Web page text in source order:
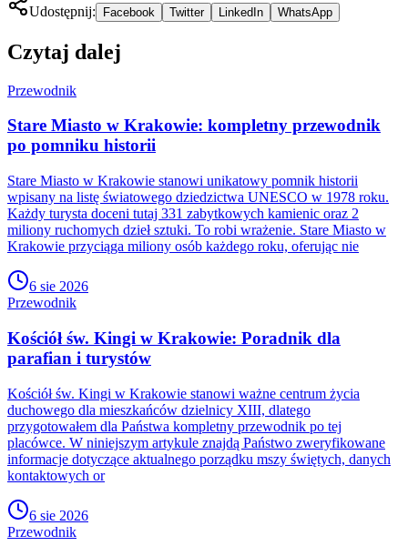
Udostępnij: Facebook Twitter LinkedIn WhatsApp
Czytaj dalej
Przewodnik
Stare Miasto w Krakowie: kompletny przewodnik
po pomniku historii
Stare Miasto w Krakowie stanowi unikatowy pomnik historii
wpisany na listę światowego dziedzictwa UNESCO w 1978 roku.
Każdy turysta doceni tutaj 331 zabytkowych kamienic oraz 2
miliony ruchomych dzieł sztuki. To robi wrażenie. Stare Miasto w
Krakowie przyciąga miliony osób każdego roku, oferując nie
6 sie 2026
Przewodnik
Kościół św. Kingi w Krakowie: Poradnik dla
parafian i turystów
Kościół św. Kingi w Krakowie stanowi ważne centrum życia
duchowego dla mieszkańców dzielnicy XIII, dlatego
przygotowałem dla Państwa kompletny przewodnik po tej
placówce. W niniejszym artykule znajdą Państwo zweryfikowane
informacje dotyczące aktualnego porządku mszy świętych, danych
kontaktowych or
6 sie 2026
Przewodnik